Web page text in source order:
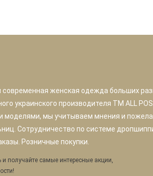
современная женская одежда больших
украинского производителя TM ALL
моделями, мы учитываем мнения и
Сотрудничество по системе
Розничные покупки.
и получайте самые интересные акции,